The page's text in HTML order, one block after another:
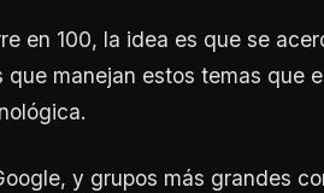
en 100, la idea es que se
manejan estos temas que
y grupos más grandes